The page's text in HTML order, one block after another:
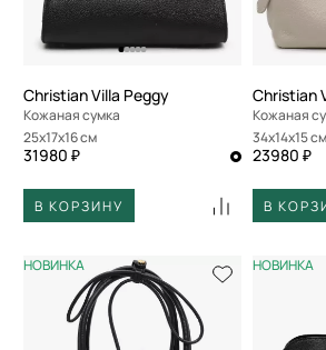
Christian Villa Peggy
Кожаная сумка
25x17x16 см
31980 ₽
В КОРЗИНУ
Christian
Кожаная
34x14x15 см
23980 ₽
В
НОВИНКА НОВИНКА